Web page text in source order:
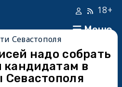
Меню
18+
Севастополя
надо собрать
кандидатам в
Севастополя